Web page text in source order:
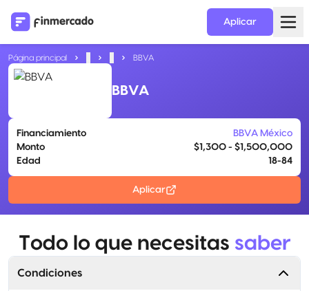
Aplicar
Página principal BBVA
BBVA
Financiamiento
BBVA México
Monto
$1,300 - $1,500,000
Edad
18-84
Aplicar
Todo lo que necesitas saber
Condiciones